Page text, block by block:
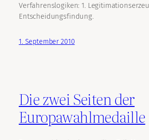
Verfahrenslogiken: 1.
Entscheidungsfindung.
1. September 2010
Die zwei Seiten der
Europawahlmedaille